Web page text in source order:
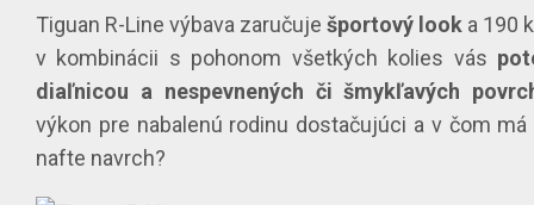
Tiguan R-Line výbava zaručuje športový look a 190
v kombinácii s pohonom všetkých kolies vás
diaľnicou a nespevnených či šmykľavých
výkon pre nabalenú rodinu dostačujúci a v čom
nafte navrch?